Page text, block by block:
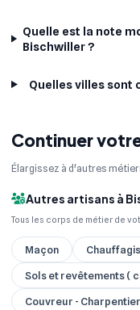
Quelle est la note
Bischwiller ?
Quelles villes sont
Continuer
Élargissez à d'autres
Autres artisans à
Tous les corps de métier de
Maçon
Sols et revêtements (
Couvreur - Charpentier